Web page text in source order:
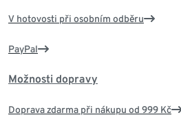
V hotovosti při osobním odběru
PayPal
Možnosti dopravy
Doprava zdarma při nákupu od 999 Kč